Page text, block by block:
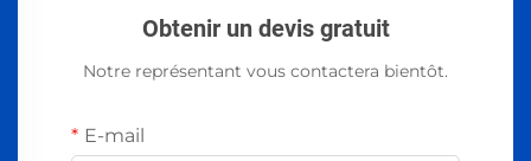
Obtenir un devis gratuit
Notre représentant vous contactera bientôt.
E-mail